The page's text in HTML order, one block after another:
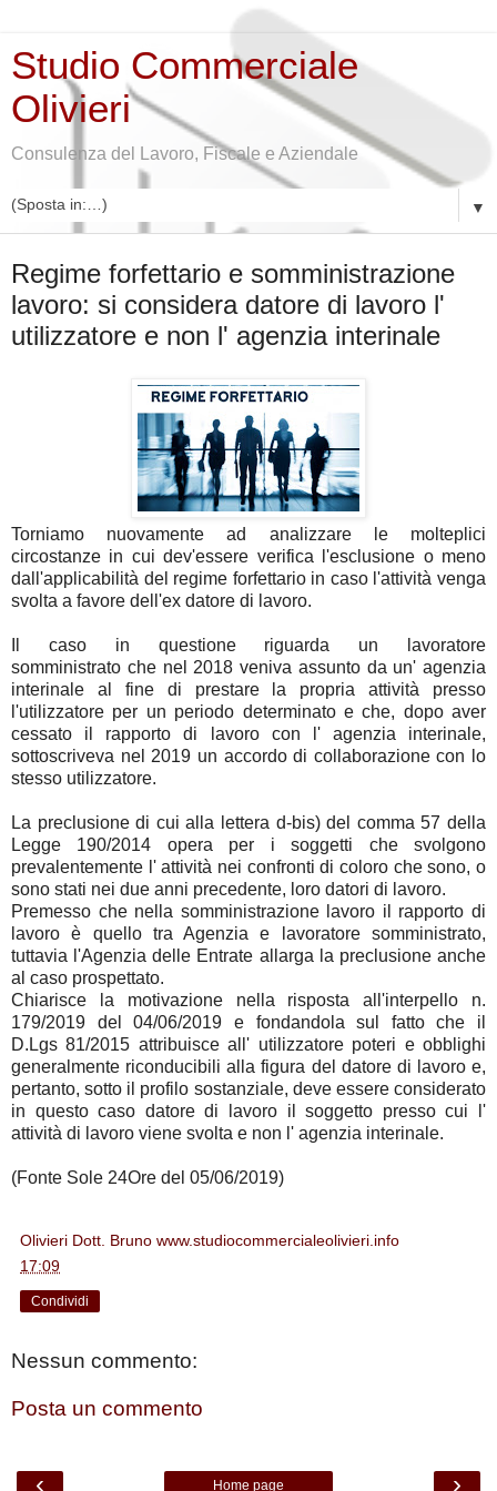
Studio Commerciale
Olivieri
Consulenza del Lavoro, Fiscale e Aziendale
▼
Regime forfettario e somministrazione
lavoro: si considera datore di lavoro l'
utilizzatore e non l' agenzia interinale
Torniamo nuovamente ad analizzare le molteplici
circostanze in cui dev'essere verifica l'esclusione o meno
dall'applicabilità del regime forfettario in caso l'attività venga
svolta a favore dell'ex datore di lavoro.
Il caso in questione riguarda un lavoratore
somministrato che nel 2018 veniva assunto da un' agenzia
interinale al fine di prestare la propria attività presso
l'utilizzatore per un periodo determinato e che, dopo aver
cessato il rapporto di lavoro con l' agenzia interinale,
sottoscriveva nel 2019 un accordo di collaborazione con lo
stesso utilizzatore.
La preclusione di cui alla lettera d-bis) del comma 57 della
Legge 190/2014 opera per i soggetti che svolgono
prevalentemente l' attività nei confronti di coloro che sono, o
sono stati nei due anni precedente, loro datori di lavoro.
Premesso che nella somministrazione lavoro il rapporto di
lavoro è quello tra Agenzia e lavoratore somministrato,
tuttavia l'Agenzia delle Entrate allarga la preclusione anche
al caso prospettato.
Chiarisce la motivazione nella risposta all'interpello n.
179/2019 del 04/06/2019 e fondandola sul fatto che il
D.Lgs 81/2015 attribuisce all' utilizzatore poteri e obblighi
generalmente riconducibili alla figura del datore di lavoro e,
pertanto, sotto il profilo sostanziale, deve essere considerato
in questo caso datore di lavoro il soggetto presso cui l'
attività di lavoro viene svolta e non l' agenzia interinale.
(Fonte Sole 24Ore del 05/06/2019)
Olivieri Dott. Bruno www.studiocommercialeolivieri.info
17:09
Condividi
Nessun commento:
Posta un commento
‹ ›
Home page